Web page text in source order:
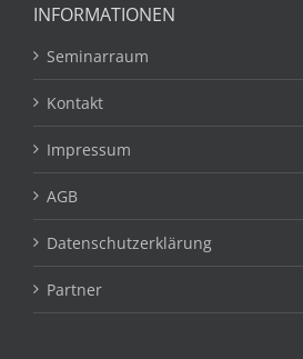
INFORMATIONEN
Seminarraum
Kontakt
Impressum
AGB
Datenschutzerklärung
Partner